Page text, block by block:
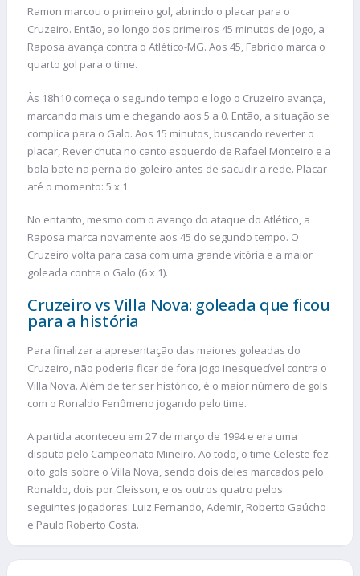
Ramon marcou o primeiro gol, abrindo o placar para o
Cruzeiro. Então, ao longo dos primeiros 45 minutos de jogo, a
Raposa avança contra o Atlético-MG. Aos 45, Fabricio marca o
quarto gol para o time.
Às 18h10 começa o segundo tempo e logo o Cruzeiro avança,
marcando mais um e chegando aos 5 a 0. Então, a situação se
complica para o Galo. Aos 15 minutos, buscando reverter o
placar, Rever chuta no canto esquerdo de Rafael Monteiro e a
bola bate na perna do goleiro antes de sacudir a rede. Placar
até o momento: 5 x 1.
No entanto, mesmo com o avanço do ataque do Atlético, a
Raposa marca novamente aos 45 do segundo tempo. O
Cruzeiro volta para casa com uma grande vitória e a maior
goleada contra o Galo (6 x 1).
Cruzeiro vs Villa Nova: goleada que ficou
para a história
Para finalizar a apresentação das maiores goleadas do
Cruzeiro, não poderia ficar de fora jogo inesquecível contra o
Villa Nova. Além de ter ser histórico, é o maior número de gols
com o Ronaldo Fenômeno jogando pelo time.
A partida aconteceu em 27 de março de 1994 e era uma
disputa pelo Campeonato Mineiro. Ao todo, o time Celeste fez
oito gols sobre o Villa Nova, sendo dois deles marcados pelo
Ronaldo, dois por Cleisson, e os outros quatro pelos
seguintes jogadores: Luiz Fernando, Ademir, Roberto Gaúcho
e Paulo Roberto Costa.